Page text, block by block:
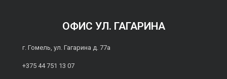
ОФИС УЛ. ГАГАРИНА
г. Гомель, ул. Гагарина д. 77а
+375 44 751 13 07